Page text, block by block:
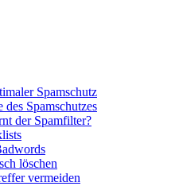
Spamschutz
Spamschutzes
der Spamfilter?
löschen
vermeiden